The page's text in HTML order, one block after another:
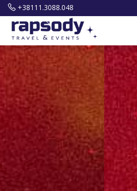
+38111.3088.048